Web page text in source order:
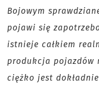
Bojowym
pojawi się
istnieje całkiem
produkcja pojazdów
ciężko jest